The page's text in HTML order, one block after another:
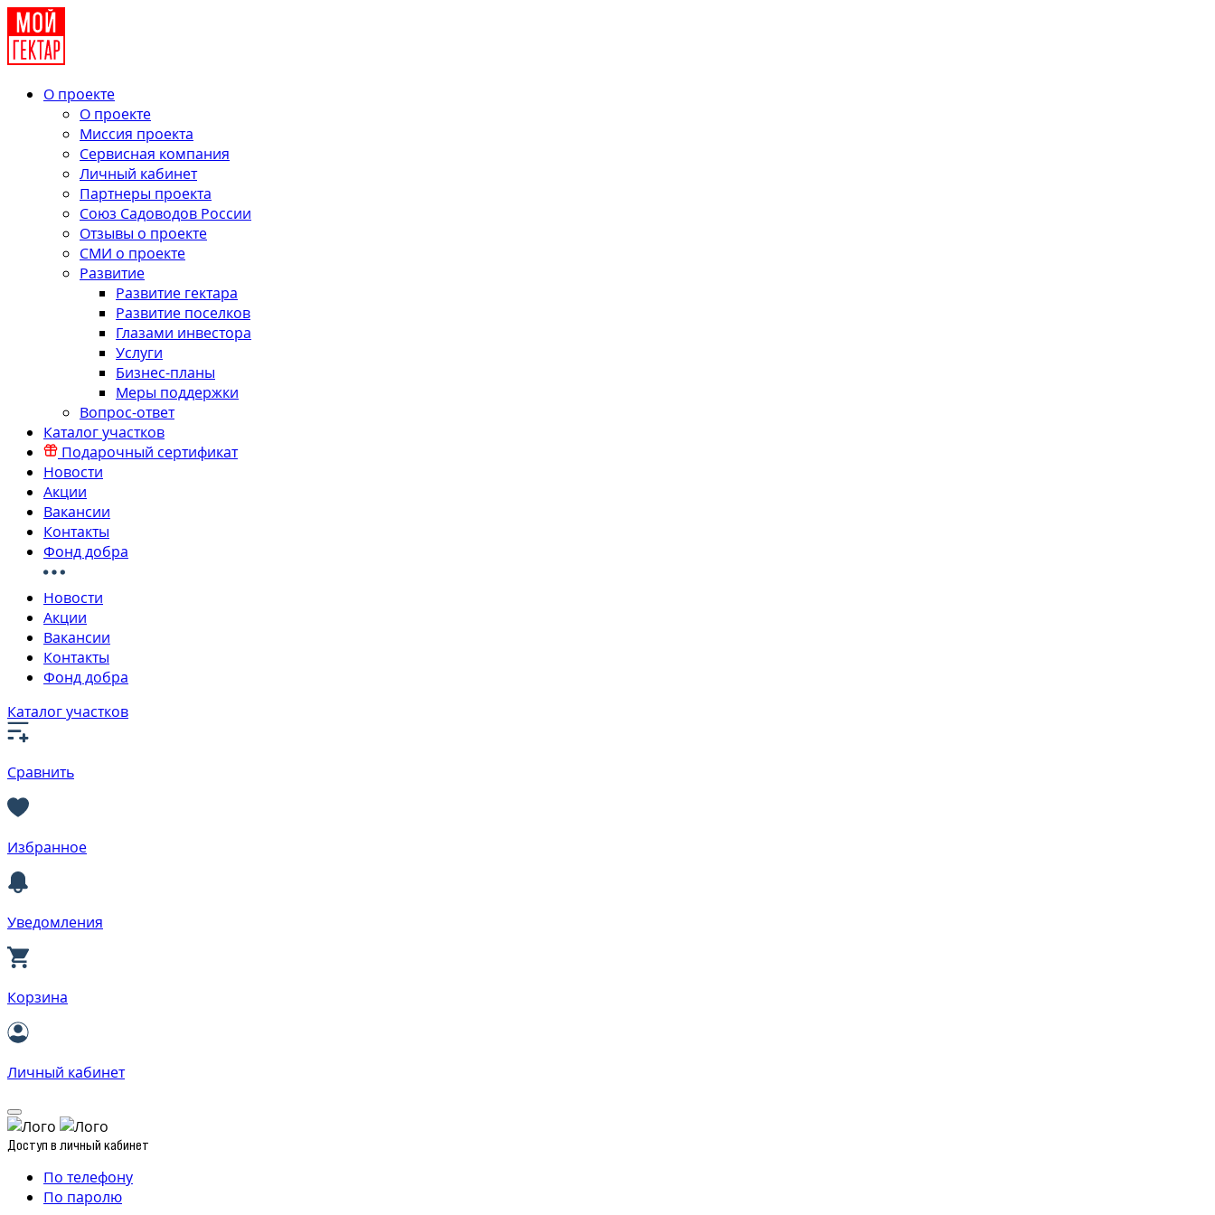
О проекте
О проекте
Миссия проекта
Сервисная компания
Личный кабинет
Партнеры проекта
Союз Садоводов России
Отзывы о проекте
СМИ о проекте
Развитие
Развитие гектара
Развитие поселков
Глазами инвестора
Услуги
Бизнес-планы
Меры поддержки
Вопрос-ответ
Каталог участков
Подарочный сертификат
Новости
Акции
Вакансии
Контакты
Фонд добра
Новости
Акции
Вакансии
Контакты
Фонд добра
Каталог участков
Сравнить
Избранное
Уведомления
Корзина
Личный кабинет
Доступ в личный кабинет
По телефону
По паролю